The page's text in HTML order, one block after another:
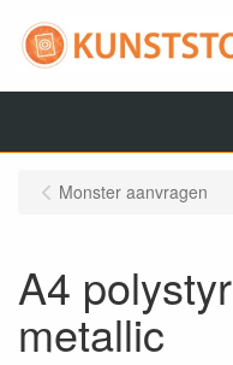
Monster aanvragen
A4
metallic